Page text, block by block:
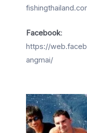
Facebook:
https://
angmai/